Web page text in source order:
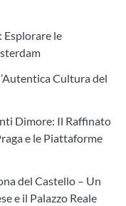
le
Cultura del
Dimore: Il Raffinato
e le Piattaforme
del Castello – Un
e il Palazzo Reale